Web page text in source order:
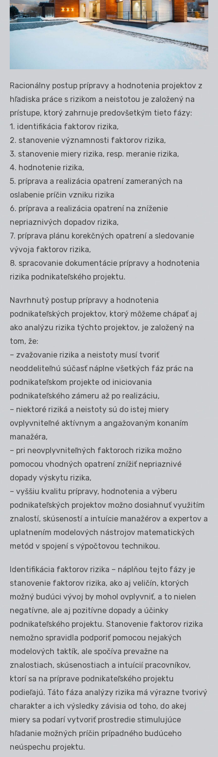
Racionálny postup prípravy a hodnotenia projektov z
hľadiska práce s rizikom a neistotou je založený na
prístupe, ktorý zahrnuje predovšetkým tieto fázy:
1. identifikácia faktorov rizika,
2. stanovenie významnosti faktorov rizika,
3. stanovenie miery rizika, resp. meranie rizika,
4. hodnotenie rizika,
5. príprava a realizácia opatrení zameraných na
oslabenie príčin vzniku rizika
6. príprava a realizácia opatrení na zníženie
nepriaznivých dopadov rizika,
7. príprava plánu korekčných opatrení a sledovanie
vývoja faktorov rizika,
8. spracovanie dokumentácie prípravy a hodnotenia
rizika podnikateľského projektu.
Navrhnutý postup prípravy a hodnotenia
podnikateľských projektov, ktorý môžeme chápať aj
ako analýzu rizika týchto projektov, je založený na
tom, že:
– zvažovanie rizika a neistoty musí tvoriť
neoddeliteľnú súčasť náplne všetkých fáz prác na
podnikateľskom projekte od iniciovania
podnikateľského zámeru až po realizáciu,
– niektoré riziká a neistoty sú do istej miery
ovplyvniteľné aktívnym a angažovaným konaním
manažéra,
– pri neovplyvniteľných faktoroch rizika možno
pomocou vhodných opatrení znížiť nepriaznivé
dopady výskytu rizika,
– vyššiu kvalitu prípravy, hodnotenia a výberu
podnikateľských projektov možno dosiahnuť využitím
znalostí, skúseností a intuície manažérov a expertov a
uplatnením modelových nástrojov matematických
metód v spojení s výpočtovou technikou.
Identifikácia faktorov rizika – náplňou tejto fázy je
stanovenie faktorov rizika, ako aj veličín, ktorých
možný budúci vývoj by mohol ovplyvniť, a to nielen
negatívne, ale aj pozitívne dopady a účinky
podnikateľského projektu. Stanovenie faktorov rizika
nemožno spravidla podporiť pomocou nejakých
modelových taktík, ale spočíva prevažne na
znalostiach, skúsenostiach a intuícií pracovníkov,
ktorí sa na príprave podnikateľského projektu
podieľajú. Táto fáza analýzy rizika má výrazne tvorivý
charakter a ich výsledky závisia od toho, do akej
miery sa podarí vytvoriť prostredie stimulujúce
hľadanie možných príčin prípadného budúceho
neúspechu projektu.